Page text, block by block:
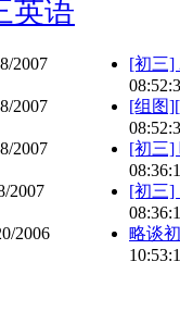
英语
2007
2007
2007
2007
2006
[初三]
[组图
[初三]
[初三]
略谈